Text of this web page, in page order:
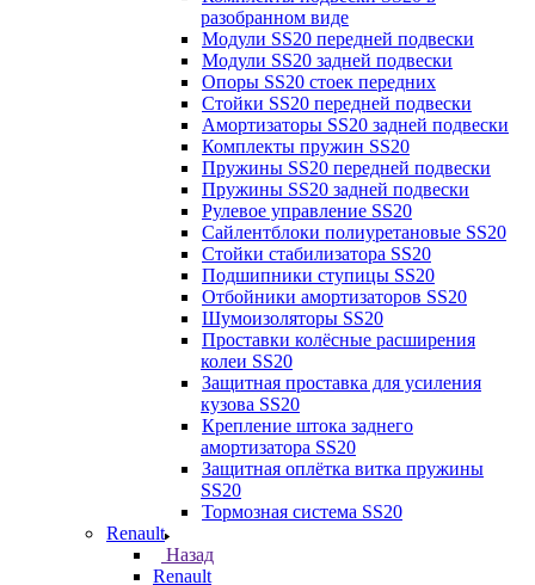
разобранном виде
Модули SS20 передней подвески
Модули SS20 задней подвески
Опоры SS20 стоек передних
Стойки SS20 передней подвески
Амортизаторы SS20 задней подвески
Комплекты пружин SS20
Пружины SS20 передней подвески
Пружины SS20 задней подвески
Рулевое управление SS20
Сайлентблоки полиуретановые SS20
Стойки стабилизатора SS20
Подшипники ступицы SS20
Отбойники амортизаторов SS20
Шумоизоляторы SS20
Проставки колёсные расширения
колеи SS20
Защитная проставка для усиления
кузова SS20
Крепление штока заднего
амортизатора SS20
Защитная оплётка витка пружины
SS20
Тормозная система SS20
Renault
Назад
Renault